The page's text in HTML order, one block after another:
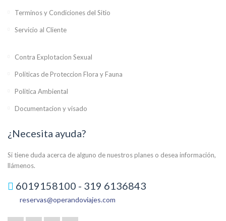
Terminos y Condiciones del Sitio
Servicio al Cliente
Contra Explotacion Sexual
Politicas de Proteccion Flora y Fauna
Politica Ambiental
Documentacion y visado
¿Necesita ayuda?
Si tiene duda acerca de alguno de nuestros planes o desea información,
llámenos.
6019158100 - 319 6136843
reservas@operandoviajes.com